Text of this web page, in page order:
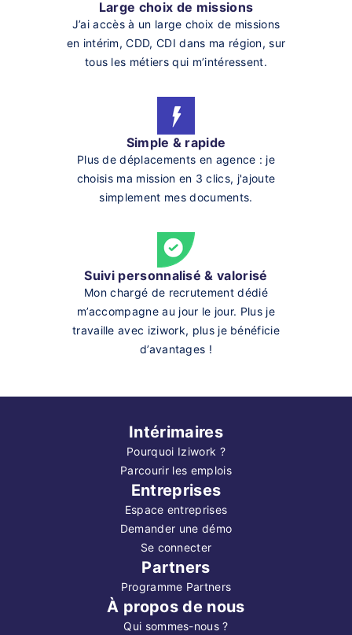
Large choix de missions
J’ai accès à un large choix de missions
en intérim, CDD, CDI dans ma région, sur
tous les métiers qui m’intéressent.
Simple & rapide
Plus de déplacements en agence : je
choisis ma mission en 3 clics, j'ajoute
simplement mes documents.
Suivi personnalisé & valorisé
Mon chargé de recrutement dédié
m’accompagne au jour le jour. Plus je
travaille avec iziwork, plus je bénéficie
d’avantages !
Intérimaires
Pourquoi Iziwork ?
Parcourir les emplois
Entreprises
Espace entreprises
Demander une démo
Se connecter
Partners
Programme Partners
À propos de nous
Qui sommes-nous ?